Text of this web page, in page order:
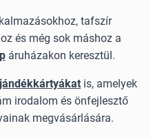
tafszír
és még sok máshoz a
áruházakon keresztül.
is, amelyek
irodalom és önfejlesztő
megvásárlására.